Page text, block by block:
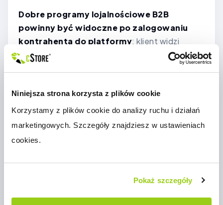
Niniejsza strona korzysta z plików cookie
Korzystamy z plików cookie do analizy ruchu i działań
marketingowych. Szczegóły znajdziesz w ustawieniach
cookies.
Pokaż szczegóły
Dobre programy lojalnościowe B2B
powinny być widoczne po zalogowaniu
kontrahenta do platformy: klient widzi
aktualny poziom, spełnione warunki i korzyści
mogą obejmować rabaty za obrót, bonusy
produktowe, promocje sezonowe,
wcześniejszy dostęp do wybranych ofert lub
dodatkowe korzyści za zamawianie online.
obieg zamówień, dokumentów i danych między
działami, a w tym samym środowisku program